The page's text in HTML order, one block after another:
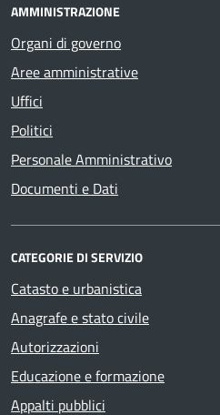
AMMINISTRAZIONE
Organi di governo
Aree amministrative
Uffici
Politici
Personale Amministrativo
Documenti e Dati
CATEGORIE DI SERVIZIO
Catasto e urbanistica
Anagrafe e stato civile
Autorizzazioni
Educazione e formazione
Appalti pubblici